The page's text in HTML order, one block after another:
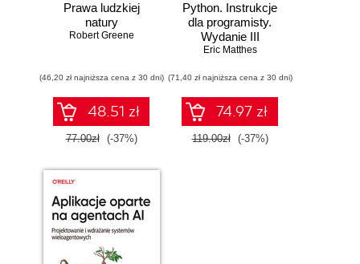
Prawa ludzkiej
natury
Robert Greene
(46,20 zł najniższa cena z 30 dni)
48.51 zł
77.00zł (-37%)
Python. Instrukcje
dla programisty.
Wydanie III
Eric Matthes
(71,40 zł najniższa cena z 30 dni)
74.97 zł
119.00zł (-37%)